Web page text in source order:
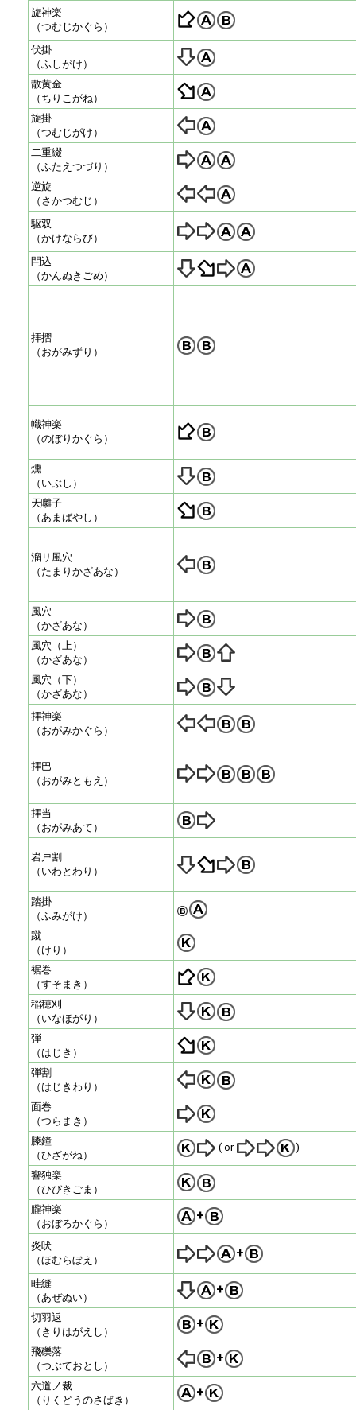
旋神楽
（つむじかぐら）
伏掛
（ふしがけ）
散黄金
（ちりこがね）
旋掛
（つむじがけ）
二重綴
（ふたえつづり）
逆旋
（さかつむじ）
駆双
（かけならび）
閂込
（かんぬきごめ）
拝摺
（おがみずり）
幟神楽
（のぼりかぐら）
燻
（いぶし）
天囃子
（あまばやし）
溜リ風穴
（たまりかざあな）
風穴
（かざあな）
風穴（上）
（かざあな）
風穴（下）
（かざあな）
拝神楽
（おがみかぐら）
拝巴
（おがみともえ）
拝当
（おがみあて）
岩戸割
（いわとわり）
踏掛
（ふみがけ）
蹴
（けり）
裾巻
（すそまき）
稲穂刈
（いなほがり）
弾
（はじき）
弾割
（はじきわり）
面巻
（つらまき）
膝鐘
（ひざがね）
( or )
響独楽
（ひびきごま）
朧神楽
（おぼろかぐら）
+
炎吠
（ほむらぼえ）
+
畦縫
（あぜぬい）
+
切羽返
（きりはがえし）
+
飛礫落
（つぶておとし）
+
六道ノ裁
（りくどうのさばき）
+